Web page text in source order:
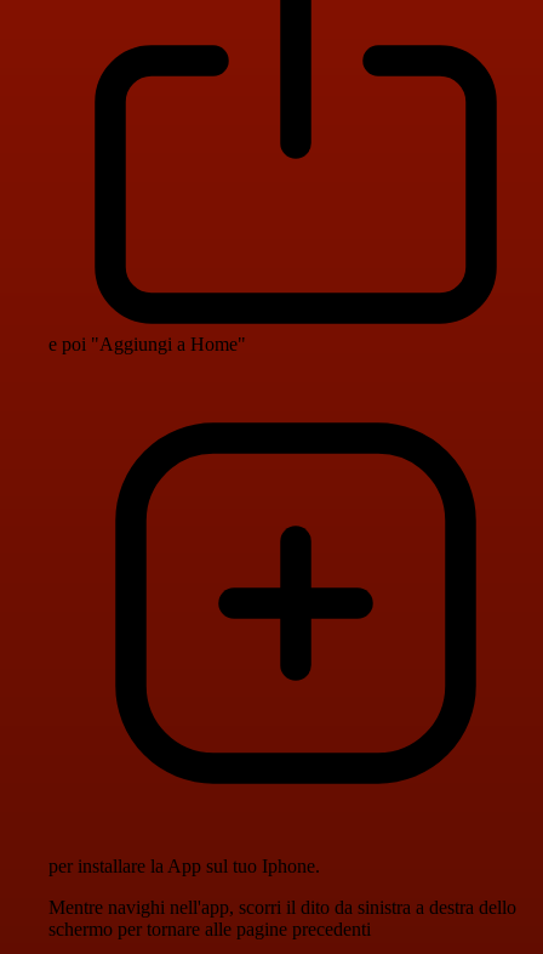
e poi "Aggiungi a Home"
per installare la App sul tuo Iphone.
Mentre navighi nell'app, scorri il dito da sinistra a destra dello
schermo per tornare alle pagine precedenti